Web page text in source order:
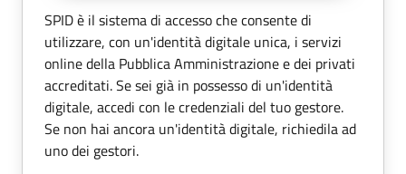
SPID è il sistema di accesso che consente di
utilizzare, con un'identità digitale unica, i servizi
online della Pubblica Amministrazione e dei privati
accreditati. Se sei già in possesso di un'identità
digitale, accedi con le credenziali del tuo gestore.
Se non hai ancora un'identità digitale, richiedila ad
uno dei gestori.